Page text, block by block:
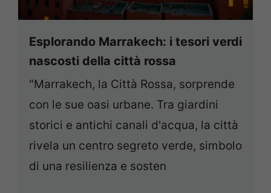
Esplorando Marrakech: i tesori verdi
nascosti della città rossa
"Marrakech, la Città Rossa, sorprende
con le sue oasi urbane. Tra giardini
storici e antichi canali d'acqua, la città
rivela un centro segreto verde, simbolo
di una resilienza e sosten